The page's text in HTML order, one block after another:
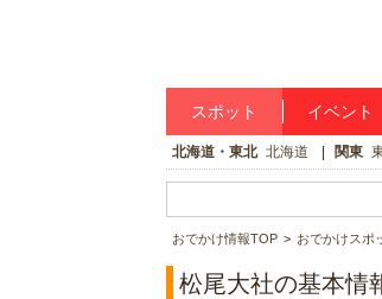
スポット イベント
北海道・東北 北海道 関東
おでかけ情報TOP おでかけスポ
松尾大社の基本情